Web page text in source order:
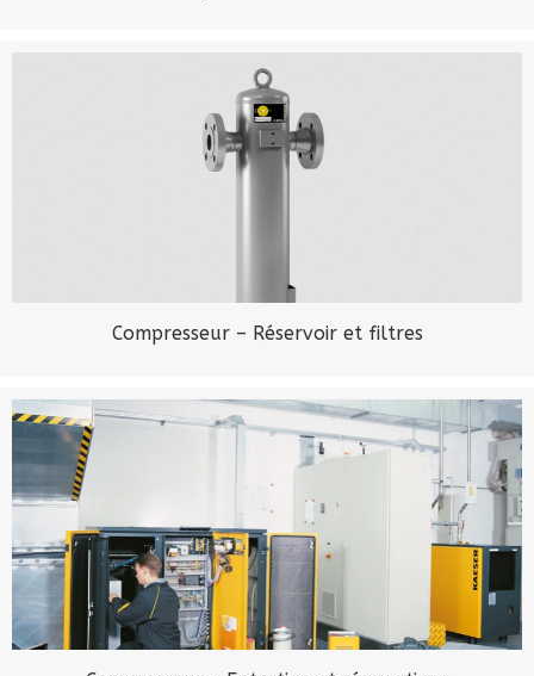
Compresseur – Réservoir et filtres